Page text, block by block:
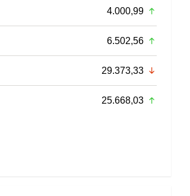
4.000,99
6.502,56
29.373,33
25.668,03